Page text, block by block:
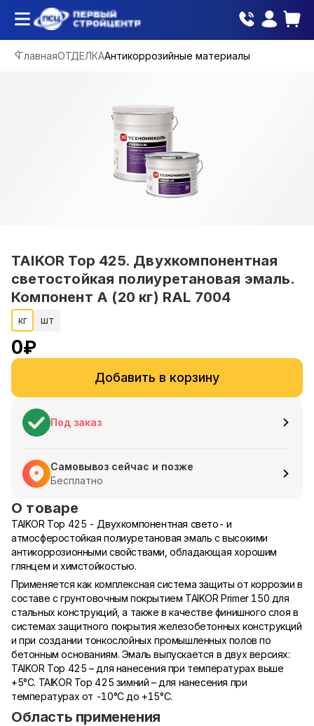
ГлавнаяОТДЕЛКААнтикоррозийные материалы
TAIKOR Top 425. Двухкомпонентная
светостойкая полиуретановая эмаль.
Компонент А (20 кг) RAL 7004
кг шт
0₽
Добавить в корзину
Под заказ
Самовывоз сейчас и позже
Бесплатно
О товаре
TAIKOR Top 425 - Двухкомпонентная свето- и
атмосферостойкая полиуретановая эмаль с высокими
антикоррозионными свойствами, обладающая хорошим
глянцем и химстойкостью.
Применяется как комплексная система защиты от коррозии в
составе с грунтовочным покрытием TAIKOR Primer 150 для
стальных конструкций, а также в качестве финишного слоя в
системах защитного покрытия железобетонных конструкций
и при создании тонкослойных промышленных полов по
бетонным основаниям. Эмаль выпускается в двух версиях:
TAIKOR Top 425 – для нанесения при температурах выше
+5°С. TAIKOR Top 425 зимний – для нанесения при
температурах от -10°С до +15°С.
Область применения